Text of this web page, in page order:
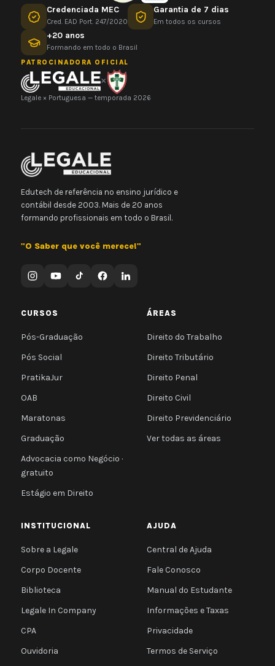
Credenciada MEC
Cred. EAD Port. 247/2020
Garantia de 7 dias
Em todos os cursos
+20 anos
Formando em todo o Brasil
PATROCINADORA OFICIAL
×
Legale × Portuguesa — temporada 2026
Edutech de referência no ensino jurídico e
contábil desde 2003. Mais de 20 anos
formando profissionais em todo o Brasil.
"O Saber que você merece!"
CURSOS
Pós-Graduação
Pós Social
PratikaJur
OAB
Maratonas
Graduação
Advocacia como Negócio ·
gratuito
Estágio em Direito
ÁREAS
Direito do Trabalho
Direito Tributário
Direito Penal
Direito Civil
Direito Previdenciário
Ver todas as áreas
INSTITUCIONAL
Sobre a Legale
Corpo Docente
Biblioteca
Legale In Company
CPA
Ouvidoria
AJUDA
Central de Ajuda
Fale Conosco
Manual do Estudante
Informações e Taxas
Privacidade
Termos de Serviço